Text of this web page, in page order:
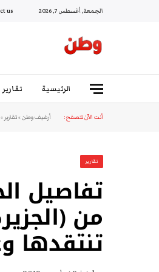
الجمعة, أغسطس 7, 2026 us
الرئيسية تقارير
أنت الآن تتصفح: أرشيف وطن»تقارير»
تقارير
تفاصيل
من
تنتقدها